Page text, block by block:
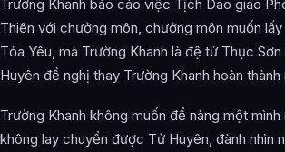
Trường Khanh báo cáo việc Tịch Dao giao
Thiên với chưởng môn, chưởng môn muốn
Tỏa Yêu, mà Trường Khanh là đệ tử Thục
Huyên đề nghị thay Trường Khanh hoàn thành
Trường Khanh không muốn để nàng một
không lay chuyển được Tử Huyên, đành nhìn